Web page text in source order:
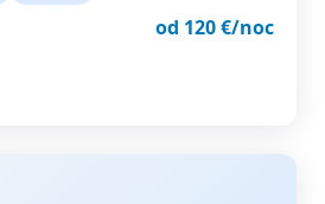
od 120 €/noc